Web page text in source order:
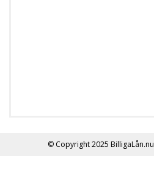
© Copyright 2025 BilligaLån.nu